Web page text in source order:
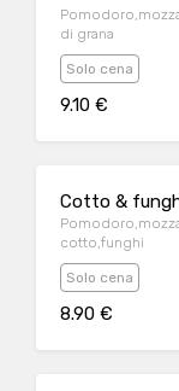
di grana
Solo cena
9.10 €
Cotto &
cotto,funghi
Solo cena
8.90 €